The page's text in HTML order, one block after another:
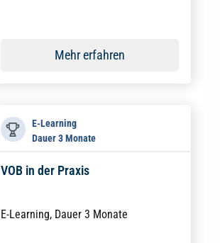
Mehr erfahren
E-Learning
Dauer 3 Monate
VOB in der Praxis
E-Learning, Dauer 3 Monate